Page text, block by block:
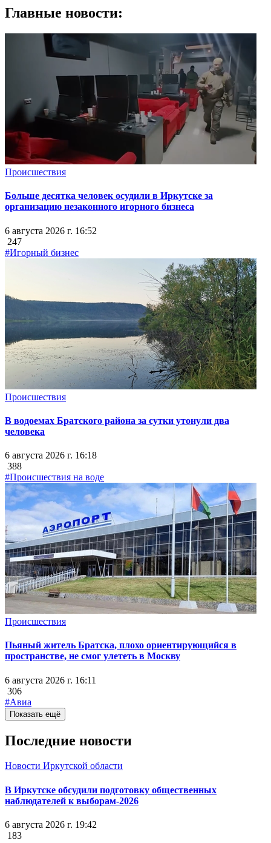
Главные новости:
Происшествия
Больше десятка человек осудили в Иркутске за
организацию незаконного игорного бизнеса
6 августа 2026 г. 16:52
247
#Игорный бизнес
Происшествия
В водоемах Братского района за сутки утонули два
человека
6 августа 2026 г. 16:18
388
#Происшествия на воде
Происшествия
Пьяный житель Братска, плохо ориентирующийся в
пространстве, не смог улететь в Москву
6 августа 2026 г. 16:11
306
#Авиа
Показать ещё
Последние новости
Новости Иркутской области
В Иркутске обсудили подготовку общественных
наблюдателей к выборам-2026
6 августа 2026 г. 19:42
183